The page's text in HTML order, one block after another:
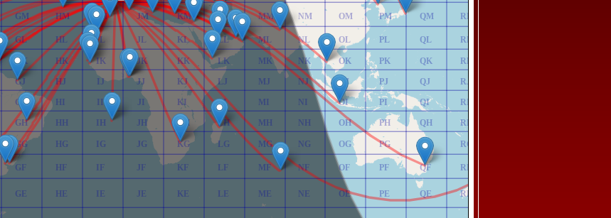
GE
GF
GG
GH
GI
GJ
GK
GL
GM
HE
HF
HG
HJ
HK
HL
HM
IE
IF
IG
II
IJ
IK
IL
IM
JE
JF
JG
JH
JI
JJ
JK
JL
JM
KE
KF
KG
KH
KI
KJ
KK
KL
KM
LE
LF
LG
LH
LI
LJ
LK
LL
LM
ME
MF
MG
MH
MI
MJ
MK
ML
MM
NE
NF
NG
NH
NI
NJ
NK
NL
NM
OE
OF
OG
OH
OI
OJ
OK
OL
OM
PE
PF
PG
PH
PI
PJ
PK
PL
PM
QE
QF
QG
QH
QI
QJ
QK
QL
QM
RE
RF
RG
RH
RI
RJ
RK
RL
RM